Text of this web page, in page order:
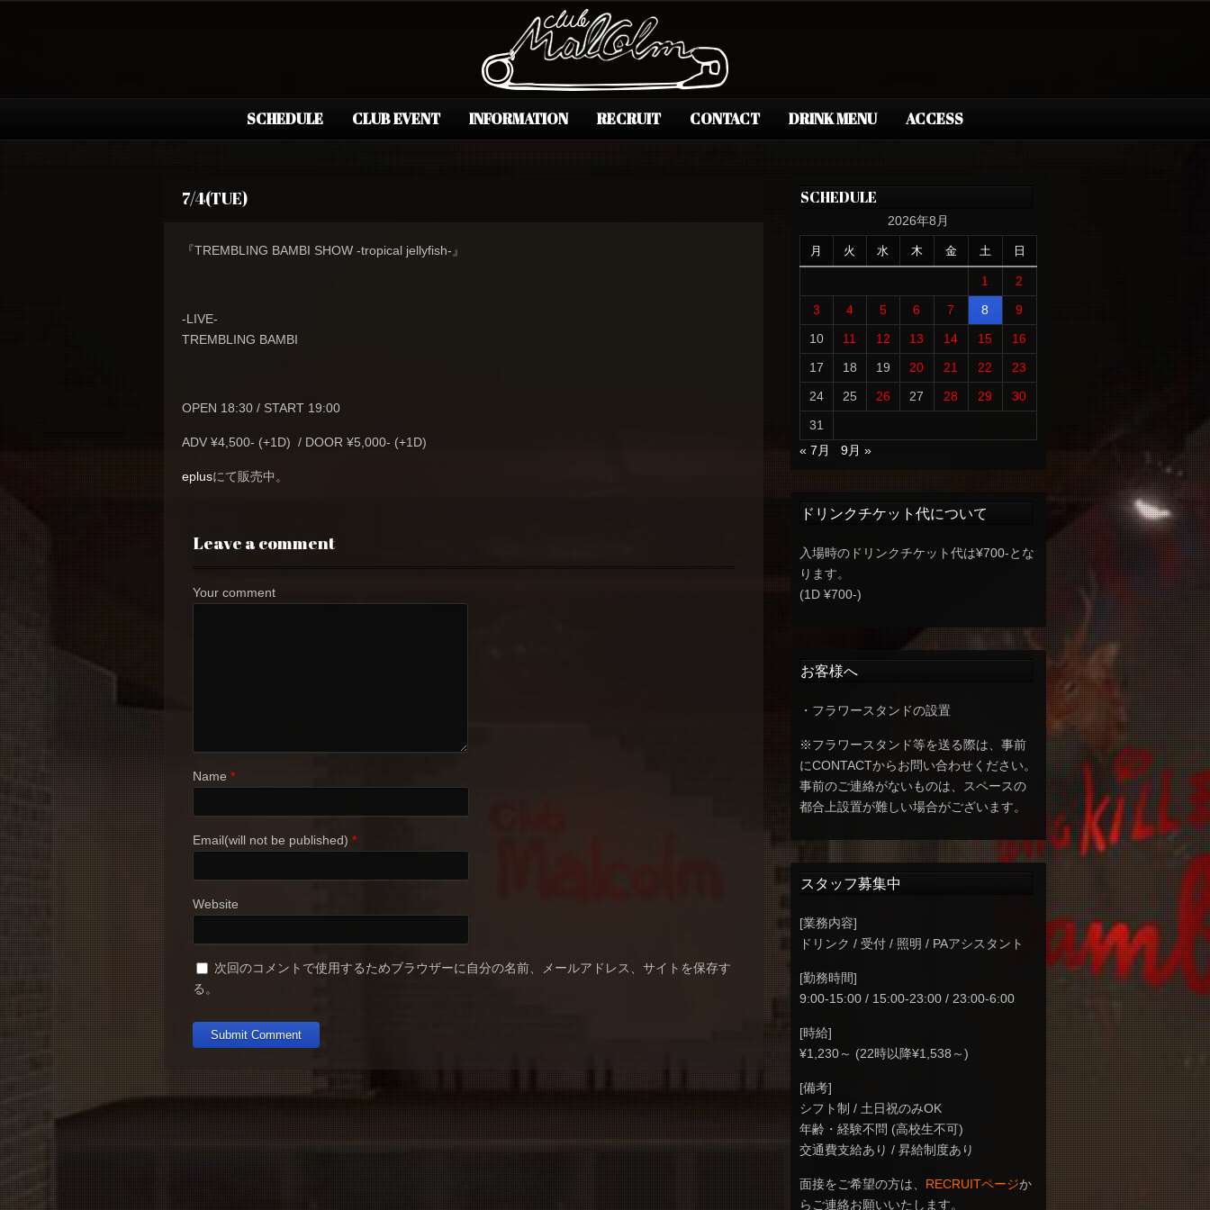
SCHEDULE CLUB EVENT INFORMATION RECRUIT CONTACT DRINK MENU ACCESS
7/4(TUE)
『TREMBLING BAMBI SHOW -tropical jellyfish-』
-LIVE-
TREMBLING BAMBI
OPEN 18:30 / START 19:00
ADV ¥4,500- (+1D) / DOOR ¥5,000- (+1D)
eplusにて販売中。
Leave a comment
Your comment
Name *
Email(will not be published) *
Website
次回のコメントで使用するためブラウザーに自分の名前、メールアドレス、サイトを保存す
る。
SCHEDULE
2026年8月
月 火 水 木 金 土 日
1
2
3
4 5 6 7 8
9
10
11 12 13 14 15
16
17
18 19 20 21 22
23
24
25 26 27 28 29
30
31
« 7月
9月 »
ドリンクチケット代について
入場時のドリンクチケット代は¥700-とな
ります。
(1D ¥700-)
お客様へ
・フラワースタンドの設置
※フラワースタンド等を送る際は、事前
にCONTACTからお問い合わせください。
事前のご連絡がないものは、スペースの
都合上設置が難しい場合がございます。
スタッフ募集中
[業務内容]
ドリンク / 受付 / 照明 / PAアシスタント
[勤務時間]
9:00-15:00 / 15:00-23:00 / 23:00-6:00
[時給]
¥1,230～ (22時以降¥1,538～)
[備考]
シフト制 / 土日祝のみOK
年齢・経験不問 (高校生不可)
交通費支給あり / 昇給制度あり
面接をご希望の方は、 RECRUITページか
らご連絡お願いいたします。